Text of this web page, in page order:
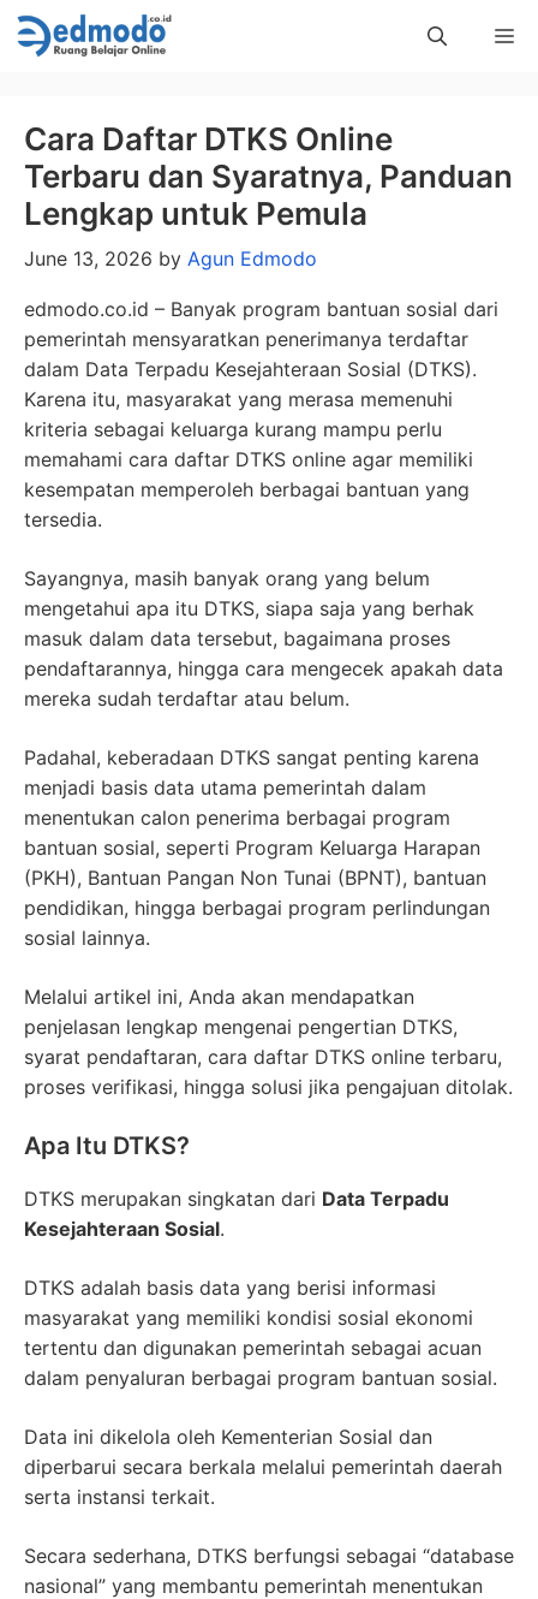
Skip
to
Cara Daftar DTKS Online
Terbaru dan Syaratnya, Panduan
Lengkap untuk Pemula
June 13, 2026 by Agun Edmodo
edmodo.co.id – Banyak program bantuan sosial dari
pemerintah mensyaratkan penerimanya terdaftar
dalam Data Terpadu Kesejahteraan Sosial (DTKS).
Karena itu, masyarakat yang merasa memenuhi
kriteria sebagai keluarga kurang mampu perlu
memahami cara daftar DTKS online agar memiliki
kesempatan memperoleh berbagai bantuan yang
tersedia.
Sayangnya, masih banyak orang yang belum
mengetahui apa itu DTKS, siapa saja yang berhak
masuk dalam data tersebut, bagaimana proses
pendaftarannya, hingga cara mengecek apakah data
mereka sudah terdaftar atau belum.
Padahal, keberadaan DTKS sangat penting karena
menjadi basis data utama pemerintah dalam
menentukan calon penerima berbagai program
bantuan sosial, seperti Program Keluarga Harapan
(PKH), Bantuan Pangan Non Tunai (BPNT), bantuan
pendidikan, hingga berbagai program perlindungan
sosial lainnya.
Melalui artikel ini, Anda akan mendapatkan
penjelasan lengkap mengenai pengertian DTKS,
syarat pendaftaran, cara daftar DTKS online terbaru,
proses verifikasi, hingga solusi jika pengajuan ditolak.
Apa Itu DTKS?
DTKS merupakan singkatan dari Data Terpadu
Kesejahteraan Sosial.
DTKS adalah basis data yang berisi informasi
masyarakat yang memiliki kondisi sosial ekonomi
tertentu dan digunakan pemerintah sebagai acuan
dalam penyaluran berbagai program bantuan sosial.
Data ini dikelola oleh Kementerian Sosial dan
diperbarui secara berkala melalui pemerintah daerah
serta instansi terkait.
Secara sederhana, DTKS berfungsi sebagai “database
nasional” yang membantu pemerintah menentukan